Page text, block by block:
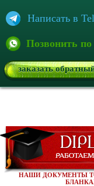
Написать в
Позвонить
заказать
НАШИ ДОКУМЕНТЫ